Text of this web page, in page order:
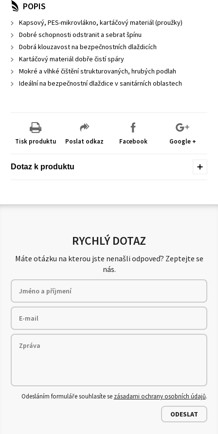
POPIS
Kapsový, PES-mikrovlákno, kartáčovýmateriál (proužky)
Dobré schopnosti odstranit a sebratšpínu
Dobrá klouzavost na bezpečnostníchdlaždicích
Kartáčový materiál dobře čistí spáry
Mokré a vlhké čištění strukturovaných,hrubých podlah
Ideální na bezpečnostní dlaždicev sanitárních oblastech
Tisk produktu Poslat odkaz Facebook Google +
Dotaz k produktu
RYCHLÝ DOTAZ
Máte otázku na kterou jste nenašli odpoveď? Zeptejte se
nás.
Odesláním formuláře souhlasíte se zásadami ochrany osobních údajů.
ODESLAT